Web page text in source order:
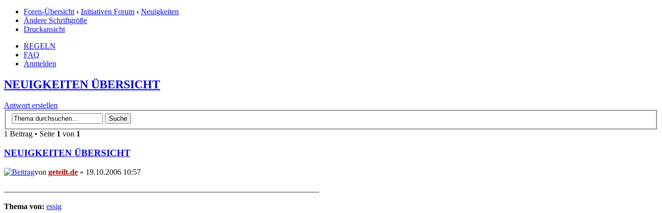
Foren-Übersicht ‹ Initiativen Forum ‹ Neuigkeiten
Ändere Schriftgröße
Druckansicht
REGELN
FAQ
Anmelden
NEUIGKEITEN ÜBERSICHT
Antwort erstellen
1 Beitrag • Seite 1 von 1
NEUIGKEITEN ÜBERSICHT
von geteilt.de » 19.10.2006 10:57
Thema von: essig